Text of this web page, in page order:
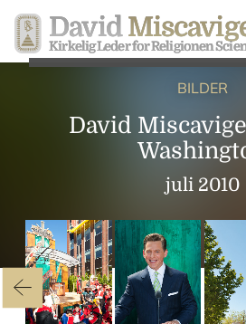
David
Kirkelig Leder for Religionen
BILDER
David
juli 2010